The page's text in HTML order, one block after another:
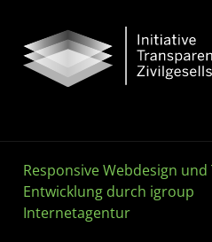
Responsive Webdesign und
Entwicklung durch igroup
Internetagentur